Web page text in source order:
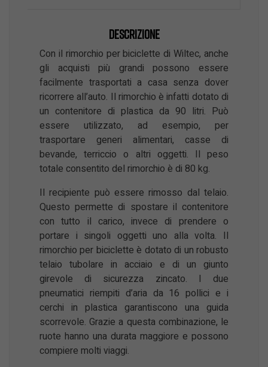
Descrizione
Con il rimorchio per biciclette di Wiltec, anche
gli acquisti più grandi possono essere
facilmente trasportati a casa senza dover
ricorrere all’auto. Il rimorchio è infatti dotato di
un contenitore di plastica da 90 litri. Può
essere utilizzato, ad esempio, per
trasportare generi alimentari, casse di
bevande, terriccio o altri oggetti. Il peso
totale consentito del rimorchio è di 80 kg.
Il recipiente può essere rimosso dal telaio.
Questo permette di spostare il contenitore
con tutto il carico, invece di prendere o
portare i singoli oggetti uno alla volta. Il
rimorchio per biciclette è dotato di un robusto
telaio tubolare in acciaio e di un giunto
girevole di sicurezza zincato. I due
pneumatici riempiti d’aria da 16 pollici e i
cerchi in plastica garantiscono una guida
scorrevole. Grazie a questa combinazione, le
ruote hanno una durata maggiore e possono
compiere molti viaggi.